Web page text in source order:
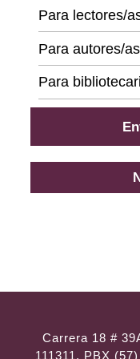
Para lectores/
Para autores/as
Para
Carrera 18 #
111311, PBX